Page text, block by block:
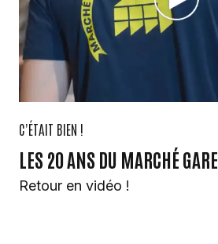
C'ÉTAIT BIEN !
LES 20 ANS DU MARCHÉ GARE
Retour en vidéo !